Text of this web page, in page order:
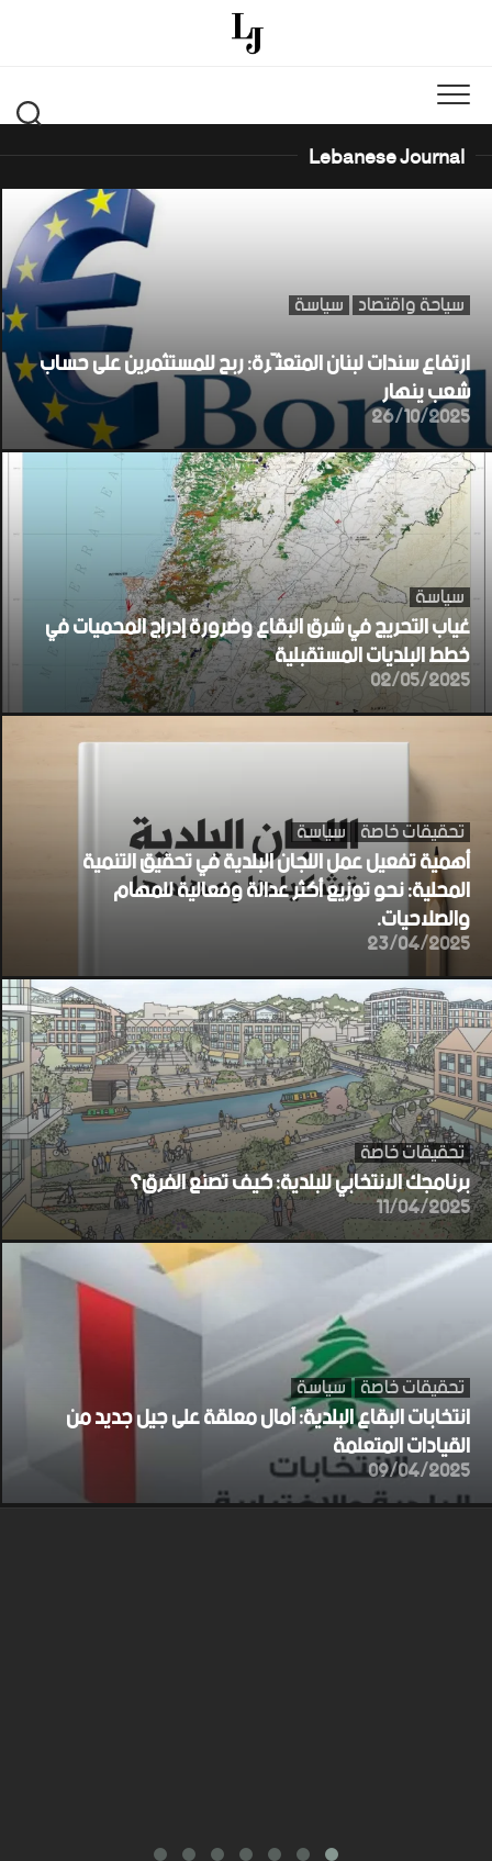
Lebanese Journal
سياحة واقتصاد سياسة
ارتفاع سندات لبنان المتعثّرة: ربح للمستثمرين على حساب
شعب ينهار
26/10/2025
سياسة
غياب التحريج في شرق البقاع وضرورة إدراج المحميات في
خطط البلديات المستقبلية
02/05/2025
تحقيقات خاصة سياسة
أهمية تفعيل عمل اللجان البلدية في تحقيق التنمية
المحلية: نحو توزيع أكثر عدالة وفعالية للمهام
والصلاحيات.
23/04/2025
تحقيقات خاصة
برنامجك الانتخابي للبلدية: كيف تصنع الفرق؟
11/04/2025
تحقيقات خاصة سياسة
انتخابات البقاع البلدية: آمال معلقة على جيل جديد من
القيادات المتعلمة
09/04/2025